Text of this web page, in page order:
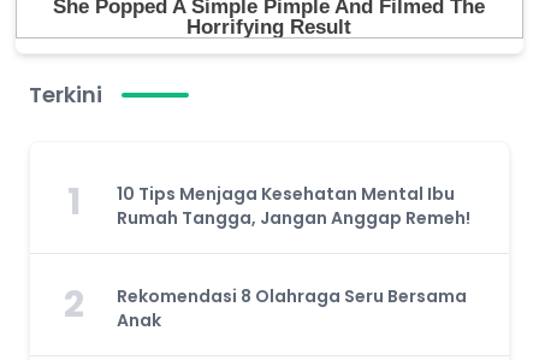
Terkini
1
10 Tips Menjaga Kesehatan Mental Ibu
Rumah Tangga, Jangan Anggap Remeh!
2
Rekomendasi 8 Olahraga Seru Bersama
Anak